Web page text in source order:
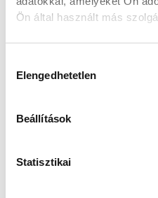
Ön által használt más
Elengedhetetlen
Beállítások
Statisztikai